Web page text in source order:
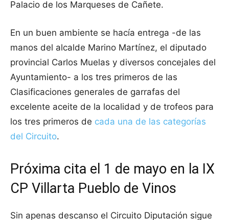
Palacio de los Marqueses de Cañete.
En un buen ambiente se hacía entrega -de las
manos del alcalde Marino Martínez, el diputado
provincial Carlos Muelas y diversos concejales del
Ayuntamiento- a los tres primeros de las
Clasificaciones generales de garrafas del
excelente aceite de la localidad y de trofeos para
los tres primeros de cada una de las categorías
del Circuito.
Próxima cita el 1 de mayo en la IX
CP Villarta Pueblo de Vinos
Sin apenas descanso el Circuito Diputación sigue